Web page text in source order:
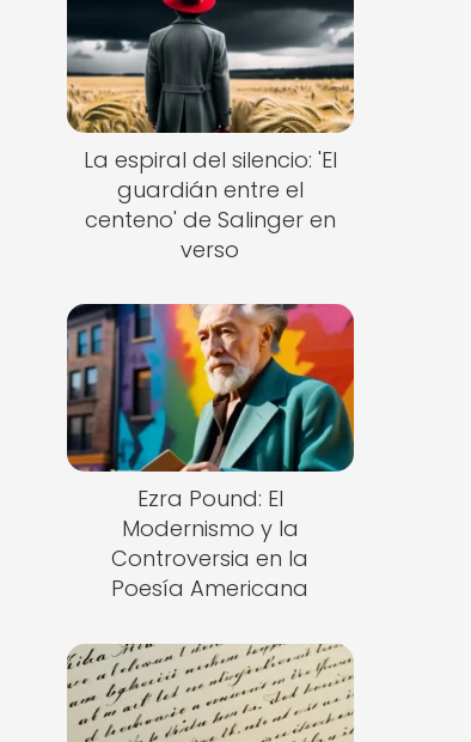
La espiral del silencio: 'El
guardián entre el
centeno' de Salinger en
verso
Ezra Pound: El
Modernismo y la
Controversia en la
Poesía Americana